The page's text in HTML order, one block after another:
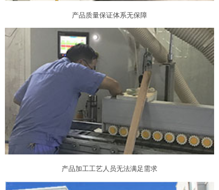
产品质量保证体系无保障
产品加工工艺人员无法满足需求